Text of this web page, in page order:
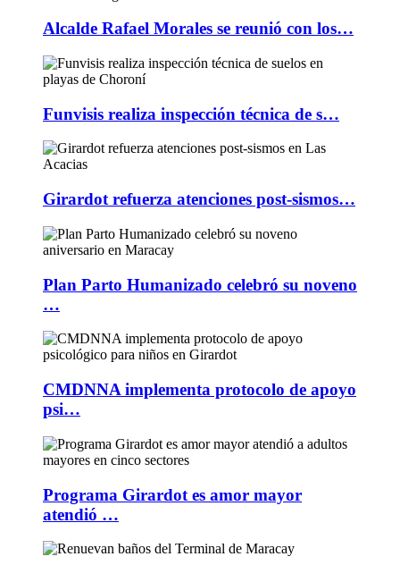
Alcalde Rafael Morales se reunió con los…
Funvisis realiza inspección técnica de s…
Girardot refuerza atenciones post-sismos…
Plan Parto Humanizado celebró su noveno
…
CMDNNA implementa protocolo de apoyo
psi…
Programa Girardot es amor mayor
atendió …